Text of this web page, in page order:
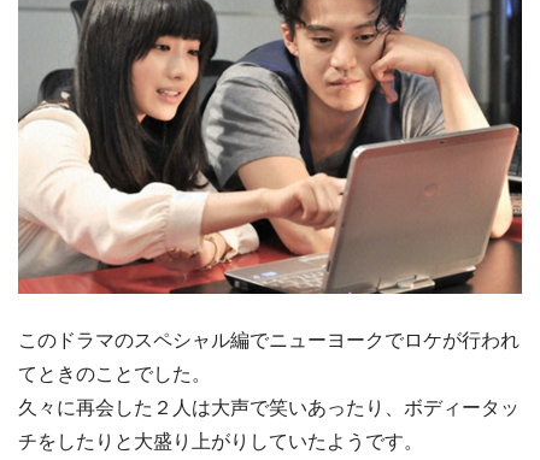
このドラマのスペシャル編でニューヨークでロケが行われ
てときのことでした。
久々に再会した２人は大声で笑いあったり、ボディータッ
チをしたりと大盛り上がりしていたようです。